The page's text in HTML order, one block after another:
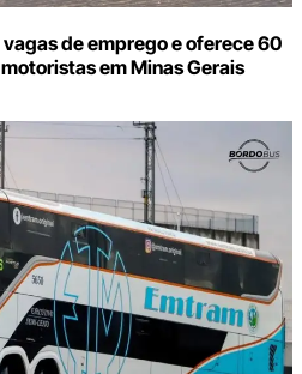
de emprego e oferece 60
em Minas Gerais